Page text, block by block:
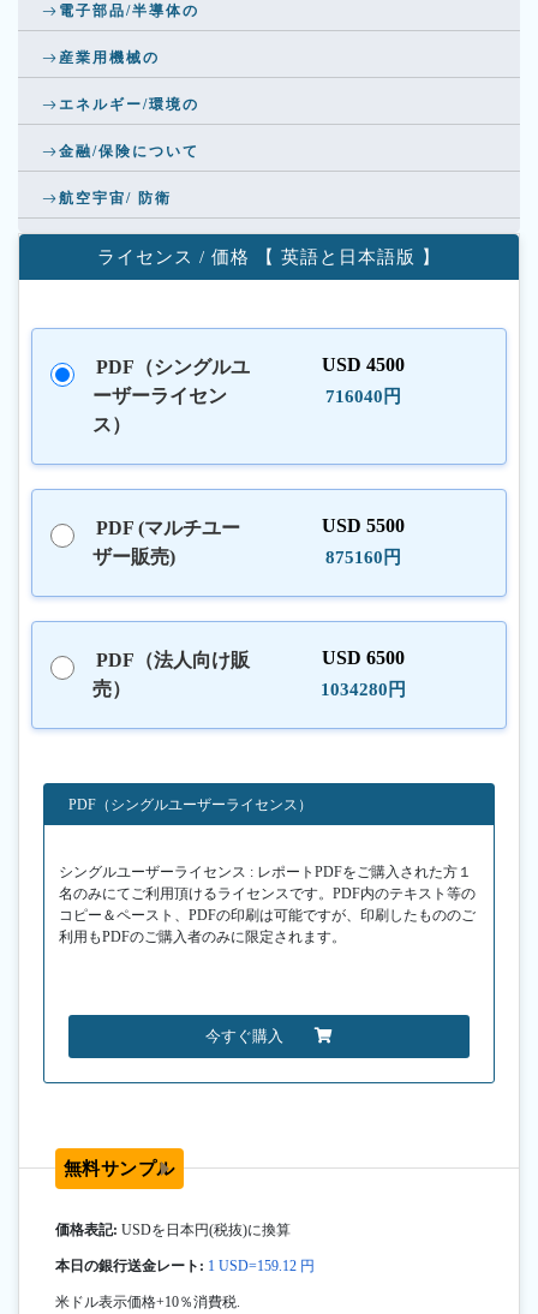
電子部品/半導体の
産業用機械の
エネルギー/環境の
金融/保険について
航空宇宙/ 防衛
ライセンス / 価格 【 英語と日本語版 】
PDF（シングルユ
ーザーライセン
ス）
USD 4500
716040円
PDF (マルチユー
ザー販売)
USD 5500
875160円
PDF（法人向け販
売）
USD 6500
1034280円
PDF（シングルユーザーライセンス）
シングルユーザーライセンス : レポートPDFをご購入された方１
名のみにてご利用頂けるライセンスです。PDF内のテキスト等の
コピー＆ペースト、PDFの印刷は可能ですが、印刷したもののご
利用もPDFのご購入者のみに限定されます。
今すぐ購入
無料サンプル
価格表記: USDを日本円(税抜)に換算
本日の銀行送金レート: 1 USD=159.12 円
米ドル表示価格+10％消費税.